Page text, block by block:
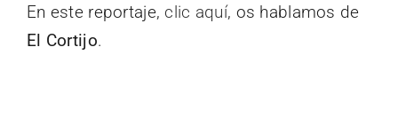
En este reportaje, clic aquí, os hablamos de
El Cortijo.